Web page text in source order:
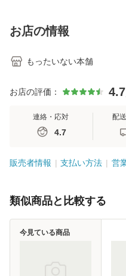
恵 藤本幸三 / 南江
堂 [単行
お店の情報
もったいない本舗
お店の評価： 4.7
連絡・応対
4.7
配
販売者情報 支払い方法 営
類似商品と比較する
今見ている商品